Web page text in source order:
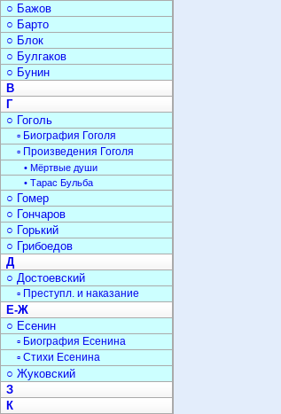
○ Бажов
○ Барто
○ Блок
○ Булгаков
○ Бунин
В
Г
○ Гоголь
▫ Биография Гоголя
▫ Произведения Гоголя
• Мёртвые души
• Тарас Бульба
○ Гомер
○ Гончаров
○ Горький
○ Грибоедов
Д
○ Достоевский
▫ Преступл. и наказание
Е-Ж
○ Есенин
▫ Биография Есенина
▫ Стихи Есенина
○ Жуковский
З
К